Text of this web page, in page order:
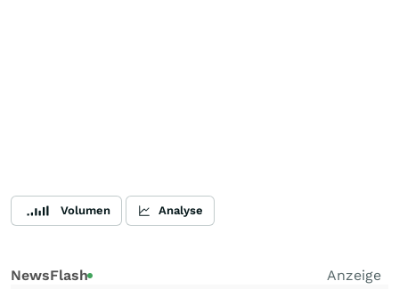
Volumen Analyse
NewsFlash
Anzeige